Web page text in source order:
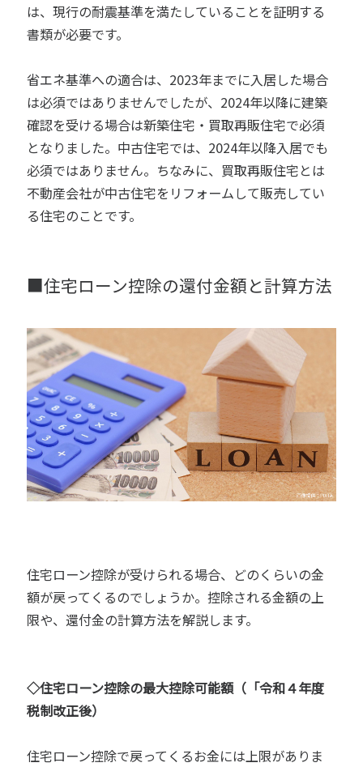
は、現行の耐震基準を満たしていることを証明する
書類が必要です。
省エネ基準への適合は、2023年までに入居した場合
は必須ではありませんでしたが、2024年以降に建築
確認を受ける場合は新築住宅・買取再販住宅で必須
となりました。中古住宅では、2024年以降入居でも
必須ではありません。ちなみに、買取再販住宅とは
不動産会社が中古住宅をリフォームして販売してい
る住宅のことです。
■住宅ローン控除の還付金額と計算方法
住宅ローン控除が受けられる場合、どのくらいの金
額が戻ってくるのでしょうか。控除される金額の上
限や、還付金の計算方法を解説します。
◇住宅ローン控除の最大控除可能額（「令和４年度
税制改正後）
住宅ローン控除で戻ってくるお金には上限がありま